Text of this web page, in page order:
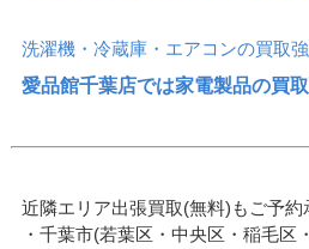
洗濯機・冷蔵庫・エアコンの買取強
愛品館千葉店では家電製品の買取
近隣エリア出張買取(無料)もご予約
・千葉市(若葉区・中央区・稲毛区